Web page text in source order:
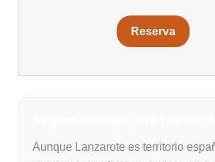
Reserva
Aunque Lanzarote es territorio